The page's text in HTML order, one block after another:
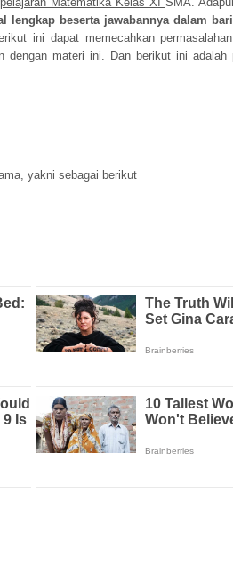
lengkap beserta jawabannya dalam
ini dapat memecahkan
dengan materi ini. Dan berikut ini adalah
yakni sebagai berikut